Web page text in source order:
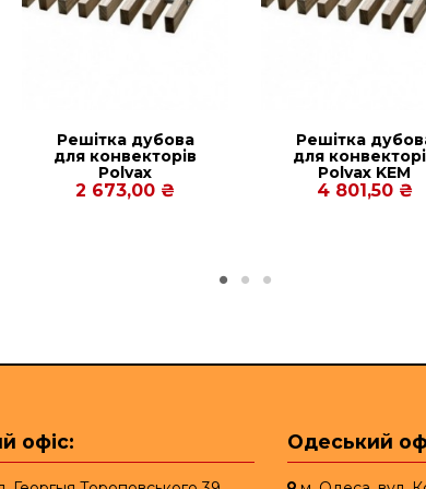
Решітка дубова
для конвекторів
Polvax
KVM.360.1500.78
2 673,00 ₴
Решітка
для
Рolvax KEM
330.3000.50
4 801,50 ₴
офіс: Одеський